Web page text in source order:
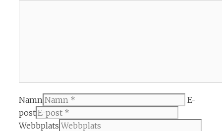
Namn
E-
post
Webbplats